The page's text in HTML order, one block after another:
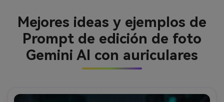
Mejores ideas y ejemplos de
Prompt de edición de foto
Gemini AI con auriculares